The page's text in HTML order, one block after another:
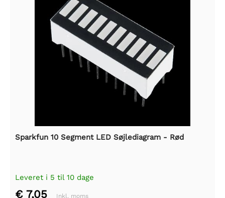
Sparkfun 10 Segment LED Søjlediagram - Rød
Leveret i 5 til 10 dage
€ 7,05 Inkl. moms